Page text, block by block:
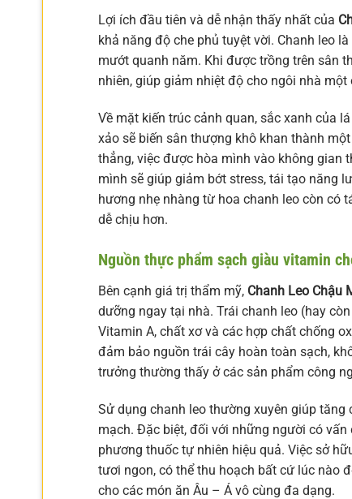
Lợi ích đầu tiên và dễ nhận thấy nhất của
khả năng độ che phủ tuyệt vời. Chanh leo
mướt quanh năm. Khi được trồng trên sân
nhiên, giúp giảm nhiệt độ cho ngôi nhà
Về mặt kiến trúc cảnh quan, sắc xanh của
xảo sẽ biến sân thượng khô khan thành
thẳng, việc được hòa mình vào không gian
mình sẽ giúp giảm bớt stress, tái tạo năng
hương nhẹ nhàng từ hoa chanh leo còn có
dễ chịu hơn.
Nguồn thực phẩm sạch giàu vitamin
Bên cạnh giá trị thẩm mỹ, Chanh Leo Chậu
dưỡng ngay tại nhà. Trái chanh leo (hay
Vitamin A, chất xơ và các hợp chất chống
đảm bảo nguồn trái cây hoàn toàn sạch,
trưởng thường thấy ở các sản phẩm công
Sử dụng chanh leo thường xuyên giúp
mạch. Đặc biệt, đối với những người có
phương thuốc tự nhiên hiệu quả. Việc sở
tươi ngon, có thể thu hoạch bất cứ lúc nào
cho các món ăn Âu – Á vô cùng đa dạng.